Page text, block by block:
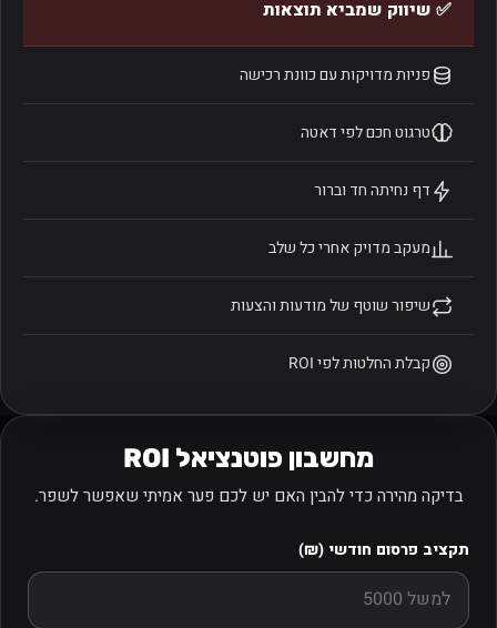
✅ שיווק שמביא תוצאות
פניות מדויקות עם כוונת רכישה
טרגוט חכם לפי דאטה
דף נחיתה חד וברור
מעקב מדויק אחרי כל שלב
שיפור שוטף של מודעות והצעות
קבלת החלטות לפי ROI
מחשבון פוטנציאל ROI
בדיקה מהירה כדי להבין האם יש לכם פער אמיתי שאפשר לשפר.
תקציב פרסום חודשי (₪)